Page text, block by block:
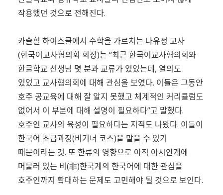
작용했던 것으로 전해진다.
카슬힐 하이스쿨에서 수학을 가르치는 나유정 교사
(한국어교사협의회 회장)는 “최근 한국어교사협의회와
한글학교 선생님 몇 분과 교류가 있었는데, 열의도
있었고 교사협의회에 대해 관심을 보였다. 이들은 그동안
호주 공교육에 대해 잘 알지 못했고 체계적인 커리큘럼도
없어서 이 부분에 대해 설명이 필요하다”고 말했다.
호주인 교사의 육성이 필요하다는 지적도 나왔다. 이들이
한국어 초급과정(비기너 코스)을 맡을 수 있기
때문이라는 것. 또 한류의 영향으로 아직 아시안계에
머물러 있는 비(非)한국계의 한국어에 대한 관심을
호주인까지 확대하는 문제도 고민해야 될 것으로 보인다.